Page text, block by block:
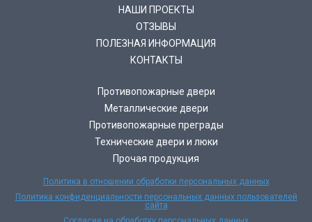
НАШИ ПРОЕКТЫ
ОТЗЫВЫ
ПОЛЕЗНАЯ ИНФОРМАЦИЯ
КОНТАКТЫ
Противопожарные двери
Металлические двери
Противопожарные преграды
Технические двери и люки
Прочая продукция
Политика в отношении обработки персональных данных
Политика конфиденциальности персональных данных пользователей
сайта